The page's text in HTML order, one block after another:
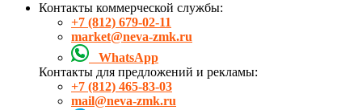
Контакты коммерческой службы:
+7 (812) 679-02-11
market@neva-zmk.ru
WhatsApp
Контакты для предложений и рекламы:
+7 (812) 465-83-03
mail@neva-zmk.ru